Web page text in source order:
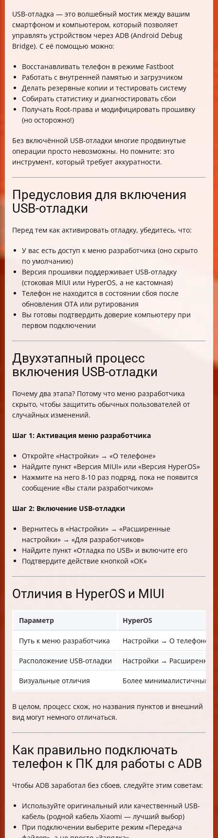
USB-отладка — это волшебный мостик между вашим
смартфоном и компьютером, который позволяет
управлять устройством через ADB (Android Debug
Bridge). С её помощью можно:
Восстанавливать телефон в режиме Fastboot
Работать с внутренней памятью и загрузчиком
Делать резервные копии и тестировать систему
Собирать статистику и диагностировать сбои
Получать Root-права и модифицировать прошивку
(но осторожно!)
Без включённой USB-отладки многие продвинутые
операции просто невозможны. Но помните: это
инструмент, который требует аккуратности.
Предусловия для включения
USB-отладки
Перед тем как активировать отладку, убедитесь, что:
У вас есть доступ к меню разработчика (оно скрыто
по умолчанию)
Версия прошивки поддерживает USB-отладку
(стоковая MIUI или HyperOS, а не кастомная)
Телефон не находится в состоянии сбоя после
обновления OTA или рутирования
Вы готовы подтвердить доверие компьютеру при
первом подключении
Двухэтапный процесс
включения USB-отладки
Почему два этапа? Потому что меню разработчика
скрыто, чтобы защитить обычных пользователей от
случайных изменений.
Шаг 1: Активация меню разработчика
Откройте «Настройки» → «О телефоне»
Найдите пункт «Версия MIUI» или «Версия HyperOS»
Нажмите на него 8-10 раз подряд, пока не появится
сообщение «Вы стали разработчиком»
Шаг 2: Включение USB-отладки
Вернитесь в «Настройки» → «Расширенные
настройки» → «Для разработчиков»
Найдите пункт «Отладка по USB» и включите его
Подтвердите действие кнопкой «ОК»
Отличия в HyperOS и MIUI
Параметр HyperOS
Путь к меню разработчика Настройки → О телефоне →
Расположение USB-отладки Настройки →
Визуальные отличия Более минималистичный
В целом, процесс схож, но названия пунктов и внешний
вид могут немного отличаться.
Как правильно подключать
телефон к ПК для работы с ADB
Чтобы ADB заработал без сбоев, следуйте этим советам:
Используйте оригинальный или качественный USB-
кабель (родной кабель Xiaomi — лучший выбор)
При подключении выберите режим «Передача